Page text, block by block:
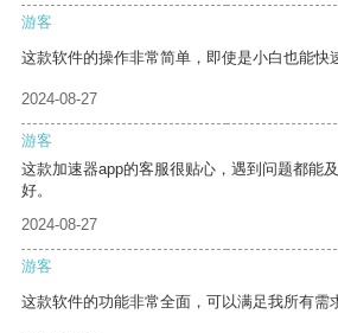
游客
这款软件的操作非常简单，即使是小白也能快
2024-08-27
游客
这款加速器app的客服很贴心，遇到问题都能
好。
2024-08-27
游客
这款软件的功能非常全面，可以满足我所有需